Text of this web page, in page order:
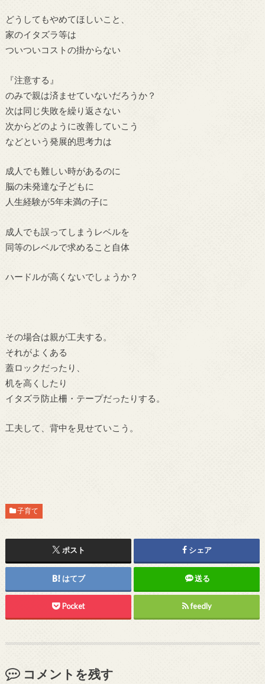
どうしてもやめてほしいこと、
家のイタズラ等は
ついついコストの掛からない
『注意する』
のみで親は済ませていないだろうか？
次は同じ失敗を繰り返さない
次からどのように改善していこう
などという発展的思考力は
成人でも難しい時があるのに
脳の未発達な子どもに
人生経験が5年未満の子に
成人でも誤ってしまうレベルを
同等のレベルで求めること自体
ハードルが高くないでしょうか？
その場合は親が工夫する。
それがよくある
蓋ロックだったり、
机を高くしたり
イタズラ防止柵・テープだったりする。
工夫して、背中を見せていこう。
子育て
ポスト シェア
はてブ 送る
Pocket feedly
コメントを残す